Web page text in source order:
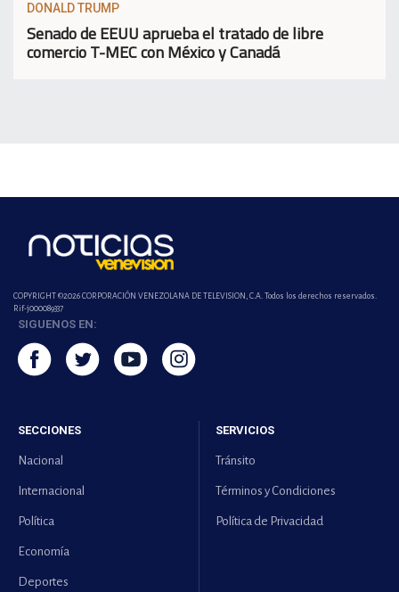
DONALD TRUMP
Senado de EEUU aprueba el tratado de libre
comercio T-MEC con México y Canadá
COPYRIGHT ©2026 CORPORACIÓN VENEZOLANA DE TELEVISION, C.A. Todos los derechos reservados.
Rif-j000089337
SIGUENOS EN:
SECCIONES
Nacional
Internacional
Política
Economía
Deportes
SERVICIOS
Tránsito
Términos y Condiciones
Política de Privacidad